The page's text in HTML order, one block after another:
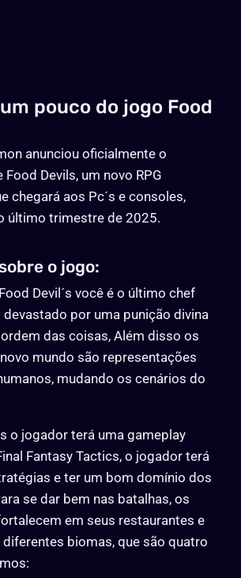
pouco do jogo Food
anunciou oficialmente o
Food Devils, um novo RPG
chegará aos Pc´s e consoles,
último trimestre de 2025.
o jogo:
Devil´s você é o último chef
por uma punição divina
das coisas, Além disso os
mundo são representações
mudando os cenários do
o jogador terá uma gameplay
Fantasy Tactics, o jogador terá
e ter um bom domínio dos
se dar bem nas batalhas, os
em seus restaurantes e
biomas, que são quatro